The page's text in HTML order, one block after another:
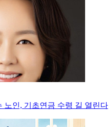
노인, 기초연금 수령 길 열린다